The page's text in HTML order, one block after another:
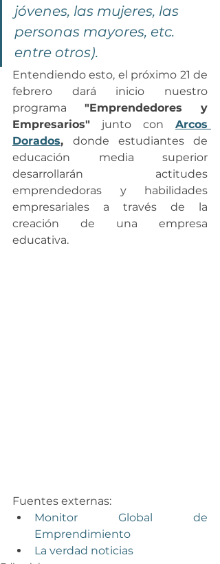
jóvenes, las mujeres, las
personas mayores, etc.
entre otros).
Entendiendo esto, el próximo 21 de
febrero dará inicio nuestro
programa "Emprendedores y
Empresarios" junto con Arcos
Dorados,
donde estudiantes de
educación media superior
desarrollarán actitudes
emprendedoras y habilidades
empresariales a través de la
creación de una empresa
educativa.
Fuentes externas:
Monitor Global de
Emprendimiento
La verdad noticias